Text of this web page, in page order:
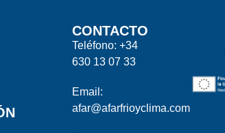
CONTACTO
Teléfono: +34
630 13 07 33
Email:
afar@afarfrioyclima.com